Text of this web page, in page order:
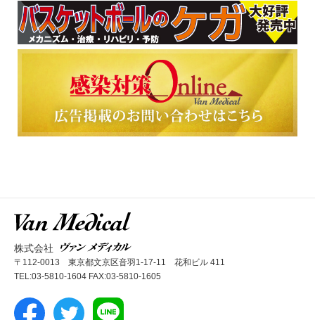
株式会社
〒112-0013 東京都文京区音羽1-17-11 花和ビル 411
TEL:03-5810-1604 FAX:03-5810-1605